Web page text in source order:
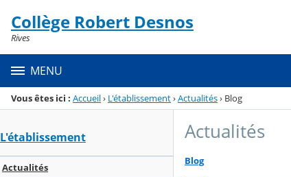
Menu de la rubrique
Contenu
Collège Robert Desnos
Rives
MENU
Vous êtes ici : Accueil› L'établissement›Actualités› Blog
L'établissement
Actualités
Actualités
Blog